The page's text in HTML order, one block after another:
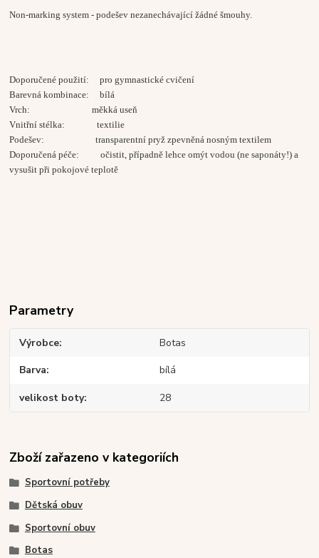
Non-marking system - podešev nezanechávající žádné šmouhy.
Doporučené použití: pro gymnastické cvičení
Barevná kombinace: bílá
Vrch: měkká useň
Vnitřní stélka: textilie
Podešev: transparentní pryž zpevněná nosným textilem
Doporučená péče: očistit, případně lehce omýt vodou (ne saponáty!) a
vysušit při pokojové teplotě
Parametry
Výrobce Botas
Barva bílá
velikost boty 28
Zboží zařazeno v kategoriích
Sportovní potřeby
Dětská obuv
Sportovní obuv
Botas